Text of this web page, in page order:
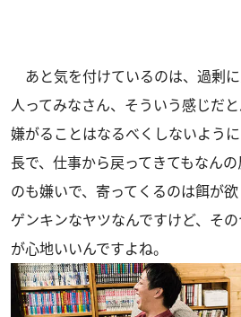
あと気を付けているのは、過剰
人ってみなさん、そういう感じだ
嫌がることはなるべくしないよう
長で、仕事から戻ってきてもなん
のも嫌いで、寄ってくるのは餌が
ゲンキンなヤツなんですけど、そ
が心地いいんですよね。